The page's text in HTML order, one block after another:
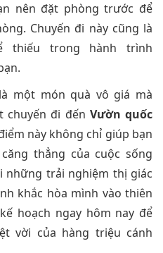
nên đặt phòng trước để
Chuyến đi này cũng là
thiếu trong hành trình
một món quà vô giá mà
chuyến đi đến Vườn quốc
này không chỉ giúp bạn
thẳng của cuộc sống
những trải nghiệm thị giác
khắc hòa mình vào thiên
hoạch ngay hôm nay để
vời của hàng triệu cánh